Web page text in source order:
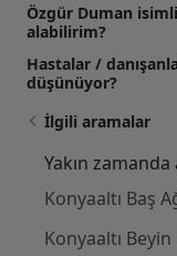
Özgür Duman
alabilirim?
Hastalar /
düşünüyor?
İlgili aramalar
Yakın
Konyaaltı Baş
Konyaaltı Beyin